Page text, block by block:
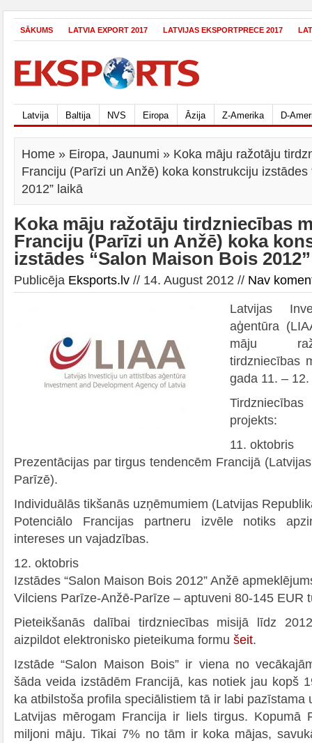
SĀKUMS LATVIA EXPORT 2017 LATVIJAS EKSPORTPRECE 2017
Latvija Baltija NVS Eiropa Āzija Z-Amerika D-
Home » Eiropa, Jaunumi » Koka māju ražotāju
Franciju (Parīzi un Anžē) koka konstrukciju izstādes
2012” laikā
Koka māju ražotāju tirdzniecības
Franciju (Parīzi un Anžē) koka
izstādes “Salon Maison Bois
Publicēja Eksports.lv // 14. August 2012 // Nav
Latvijas
aģentūra
māju
tirdzniecības
gada 11. –
projekts:
11. oktobris
Prezentācijas par tirgus tendencēm Francijā
Parīzē).
Individuālās tikšanās uzņēmumiem (Latvijas
Potenciālo Francijas partneru izvēle notiks
intereses un vajadzības.
12. oktobris
Izstādes “Salon Maison Bois 2012” Anžē
Vilciens Parīze-Anžē-Parīze – aptuveni 80-145 EUR
Pieteikšanās dalībai tirdzniecības misijā līdz
aizpildot elektronisko pieteikuma formu šeit.
Izstāde “Salon Maison Bois” ir viena no
šāda veida izstādēm Francijā, kas notiek jau kopš
ka atbilstoša profila speciālistiem tā ir labi pazīstama
Latvijas mērogam Francija ir liels tirgus. Kopumā
miljoni māju. Tikai 7% no tām ir koka mājas,